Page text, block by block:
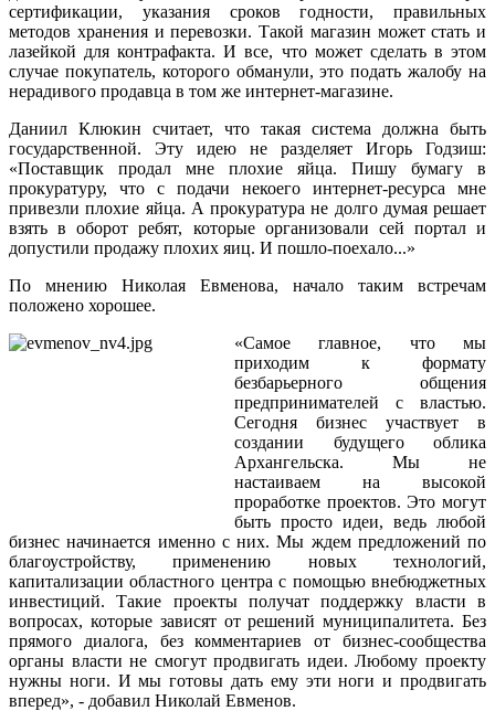
сертификации, указания сроков годности, правильных
методов хранения и перевозки. Такой магазин может стать и
лазейкой для контрафакта. И все, что может сделать в этом
случае покупатель, которого обманули, это подать жалобу на
нерадивого продавца в том же интернет-магазине.
Даниил Клюкин считает, что такая система должна быть
государственной. Эту идею не разделяет Игорь Годзиш:
«Поставщик продал мне плохие яйца. Пишу бумагу в
прокуратуру, что с подачи некоего интернет-ресурса мне
привезли плохие яйца. А прокуратура не долго думая решает
взять в оборот ребят, которые организовали сей портал и
допустили продажу плохих яиц. И пошло-поехало...»
По мнению Николая Евменова, начало таким встречам
положено хорошее.
«Самое главное, что мы
приходим к формату
безбарьерного общения
предпринимателей с властью.
Сегодня бизнес участвует в
создании будущего облика
Архангельска. Мы не
настаиваем на высокой
проработке проектов. Это могут
быть просто идеи, ведь любой
бизнес начинается именно с них. Мы ждем предложений по
благоустройству, применению новых технологий,
капитализации областного центра с помощью внебюджетных
инвестиций. Такие проекты получат поддержку власти в
вопросах, которые зависят от решений муниципалитета. Без
прямого диалога, без комментариев от бизнес-сообщества
органы власти не смогут продвигать идеи. Любому проекту
нужны ноги. И мы готовы дать ему эти ноги и продвигать
вперед», - добавил Николай Евменов.